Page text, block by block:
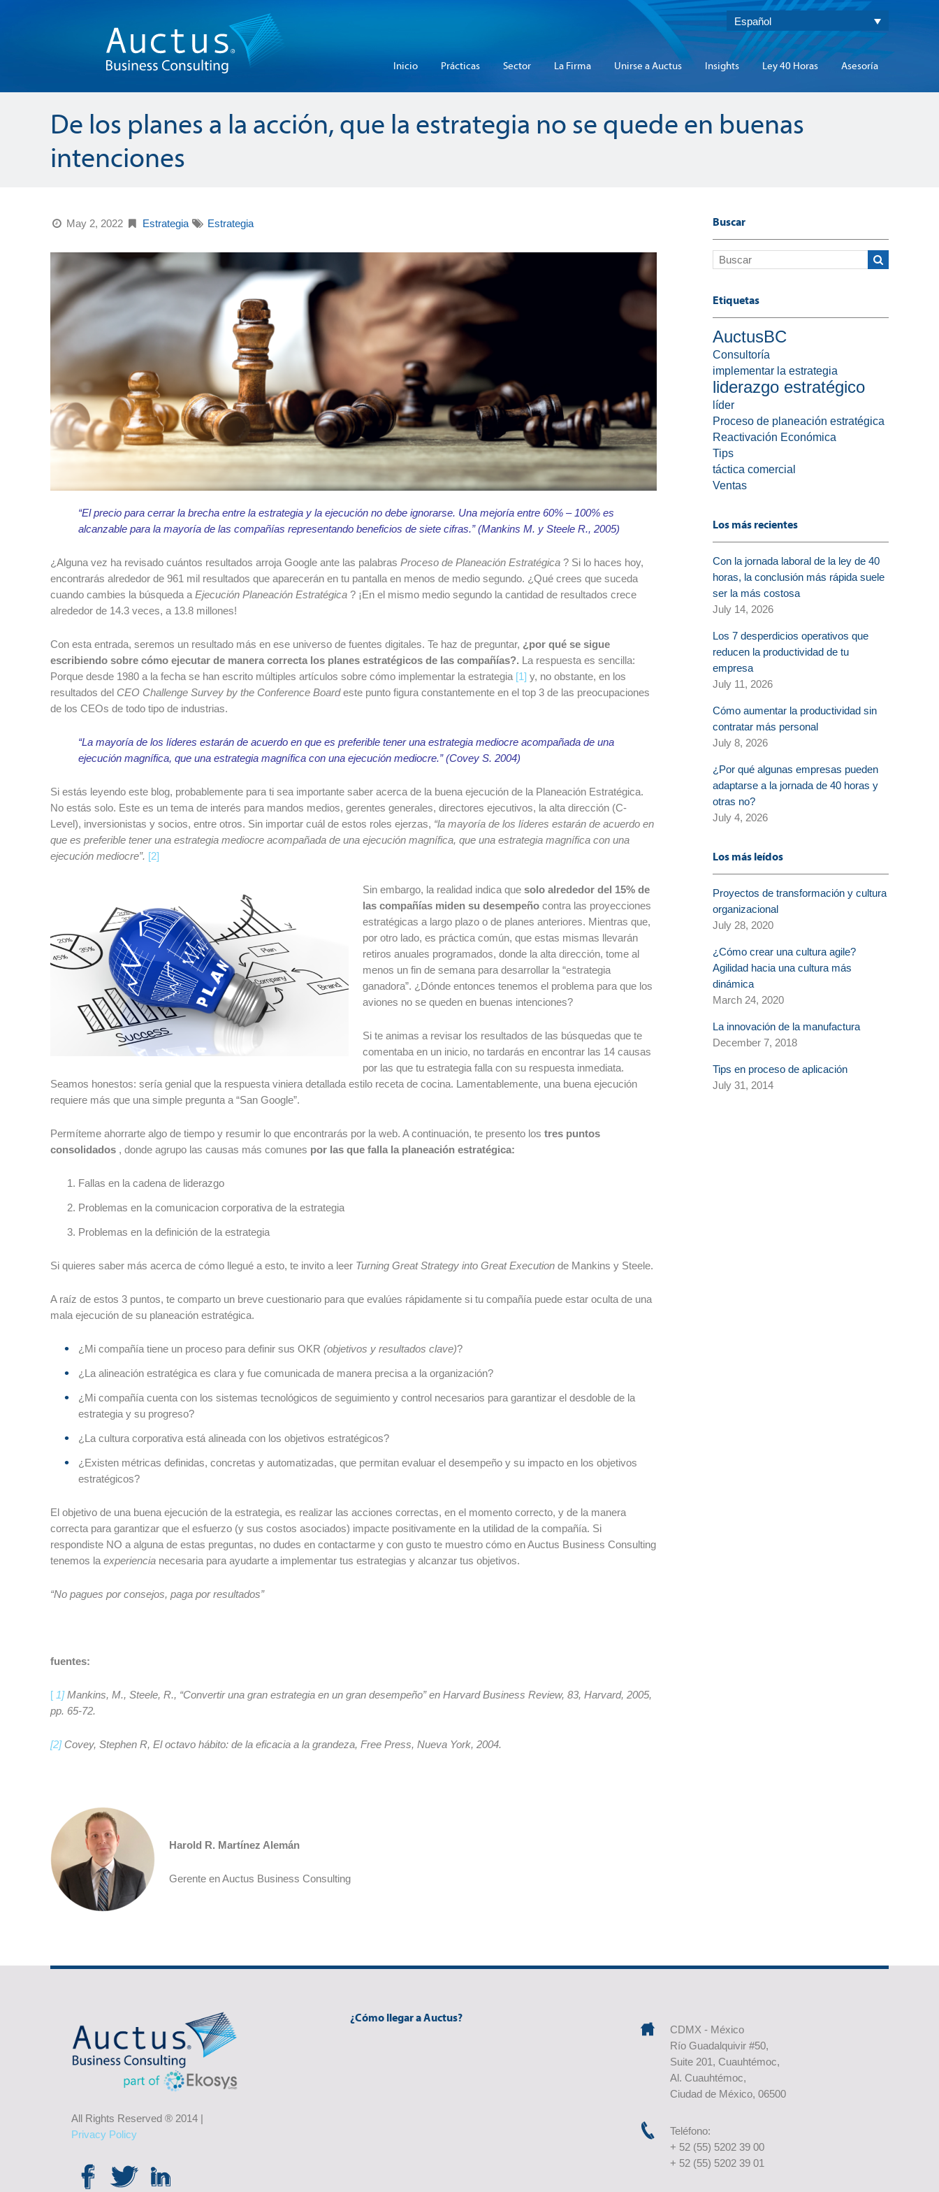
Español
Inicio Prácticas Sector La Firma Unirse a Auctus Insights Ley 40 Horas Asesoría
De los planes a la acción, que la estrategia no se quede en buenas
intenciones
May 2, 2022 Estrategia Estrategia
“El precio para cerrar la brecha entre la estrategia y la ejecución no debe ignorarse. Una mejoría entre 60% – 100% es
alcanzable para la mayoría de las compañías representando beneficios de siete cifras.”(Mankins M. y Steele R., 2005)
¿Alguna vez ha revisado cuántos resultados arroja Google ante las palabras Proceso de Planeación Estratégica ? Si lo haces hoy,
encontrarás alrededor de 961 mil resultados que aparecerán en tu pantalla en menos de medio segundo. ¿Qué crees que suceda
cuando cambies la búsqueda a Ejecución Planeación Estratégica ? ¡En el mismo medio segundo la cantidad de resultados crece
alrededor de 14.3 veces, a 13.8 millones!
Con esta entrada, seremos un resultado más en ese universo de fuentes digitales. Te haz de preguntar, ¿por qué se sigue
escribiendo sobre cómo ejecutar de manera correcta los planes estratégicos de las compañías?. La respuesta es sencilla:
Porque desde 1980 a la fecha se han escrito múltiples artículos sobre cómo implementar la estrategia [1] y, no obstante, en los
resultados del CEO Challenge Survey by the Conference Boardeste punto figura constantemente en el top 3 de las preocupaciones
de los CEOs de todo tipo de industrias.
“La mayoría de los líderes estarán de acuerdo en que es preferible tener una estrategia mediocre acompañada de una
ejecución magnífica, que una estrategia magnífica con una ejecución mediocre.”(Covey S. 2004)
Si estás leyendo este blog, probablemente para ti sea importante saber acerca de la buena ejecución de la Planeación Estratégica.
No estás solo. Este es un tema de interés para mandos medios, gerentes generales, directores ejecutivos, la alta dirección (C-
Level), inversionistas y socios, entre otros. Sin importar cuál de estos roles ejerzas, “la mayoría de los líderes estarán de acuerdo en
que es preferible tener una estrategia mediocre acompañada de una ejecución magnífica, que una estrategia magnífica con una
ejecución mediocre”. [2]
Sin embargo, la realidad indica que solo alrededor del 15% de
las compañías miden su desempeño contra las proyecciones
estratégicas a largo plazo o de planes anteriores. Mientras que,
por otro lado, es práctica común, que estas mismas llevarán
retiros anuales programados, donde la alta dirección, tome al
menos un fin de semana para desarrollar la “estrategia
ganadora”. ¿Dónde entonces tenemos el problema para que los
aviones no se queden en buenas intenciones?
Si te animas a revisar los resultados de las búsquedas que te
comentaba en un inicio, no tardarás en encontrar las 14 causas
por las que tu estrategia falla con su respuesta inmediata.
Seamos honestos: sería genial que la respuesta viniera detallada estilo receta de cocina. Lamentablemente, una buena ejecución
requiere más que una simple pregunta a “San Google”.
Permíteme ahorrarte algo de tiempo y resumir lo que encontrarás por la web. A continuación, te presento los tres puntos
consolidados , donde agrupo las causas más comunes por las que falla la planeación estratégica:
Fallas en la cadena de liderazgo
Problemas en la comunicacion corporativa de la estrategia
Problemas en la definición de la estrategia
Si quieres saber más acerca de cómo llegué a esto, te invito a leer Turning Great Strategy into Great Execution de Mankins y Steele.
A raíz de estos 3 puntos, te comparto un breve cuestionario para que evalúes rápidamente si tu compañía puede estar oculta de una
mala ejecución de su planeación estratégica.
¿Mi compañía tiene un proceso para definir sus OKR (objetivos y resultados clave)?
¿La alineación estratégica es clara y fue comunicada de manera precisa a la organización?
¿Mi compañía cuenta con los sistemas tecnológicos de seguimiento y control necesarios para garantizar el desdoble de la
estrategia y su progreso?
¿La cultura corporativa está alineada con los objetivos estratégicos?
¿Existen métricas definidas, concretas y automatizadas, que permitan evaluar el desempeño y su impacto en los objetivos
estratégicos?
El objetivo de una buena ejecución de la estrategia, es realizar las acciones correctas, en el momento correcto, y de la manera
correcta para garantizar que el esfuerzo (y sus costos asociados) impacte positivamente en la utilidad de la compañía. Si
respondiste NO a alguna de estas preguntas, no dudes en contactarme y con gusto te muestro cómo en Auctus Business Consulting
tenemos la experiencia necesaria para ayudarte a implementar tus estrategias y alcanzar tus objetivos.
“No pagues por consejos, paga por resultados”
fuentes:
[ 1]Mankins, M., Steele, R., “Convertir una gran estrategia en un gran desempeño” en Harvard Business Review, 83, Harvard, 2005,
pp. 65-72.
[2]Covey, Stephen R, El octavo hábito: de la eficacia a la grandeza, Free Press, Nueva York, 2004.
Harold R. Martínez Alemán
Gerente en Auctus Business Consulting
Buscar
Etiquetas
AuctusBC
Consultoría
implementar la estrategia
liderazgo estratégico
líder
Proceso de planeación estratégica
Reactivación Económica
Tips
táctica comercial
Ventas
Los más recientes
Con la jornada laboral de la ley de 40
horas, la conclusión más rápida suele
ser la más costosa
July 14, 2026
Los 7 desperdicios operativos que
reducen la productividad de tu
empresa
July 11, 2026
Cómo aumentar la productividad sin
contratar más personal
July 8, 2026
¿Por qué algunas empresas pueden
adaptarse a la jornada de 40 horas y
otras no?
July 4, 2026
Los más leídos
Proyectos de transformación y cultura
organizacional
July 28, 2020
¿Cómo crear una cultura agile?
Agilidad hacia una cultura más
dinámica
March 24, 2020
La innovación de la manufactura
December 7, 2018
Tips en proceso de aplicación
July 31, 2014
All Rights Reserved ® 2014 |
Privacy Policy
¿Cómo llegar a Auctus?
CDMX - México
Río Guadalquivir #50,
Suite 201, Cuauhtémoc,
Al. Cuauhtémoc,
Ciudad de México, 06500
Teléfono:
+ 52 (55) 5202 39 00
+ 52 (55) 5202 39 01